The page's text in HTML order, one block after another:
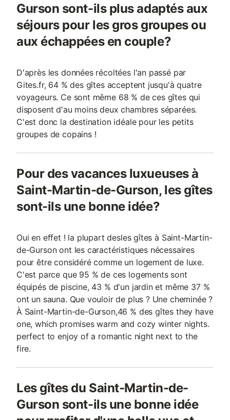
Gurson sont-ils plus adaptés aux
séjours pour les gros groupes ou
aux échappées en couple?
D'après les données récoltées l'an passé par
Gites.fr, 64 % des gîtes acceptent jusqu'à quatre
voyageurs. Ce sont même 68 % de ces gîtes qui
disposent d'au moins deux chambres séparées.
C'est donc la destination idéale pour les petits
groupes de copains !
Pour des vacances luxueuses à
Saint-Martin-de-Gurson, les gîtes
sont-ils une bonne idée?
Oui en effet ! la plupart desles gîtes à Saint-Martin-
de-Gurson ont les caractéristiques nécessaires
pour être considéré comme un logement de luxe.
C'est parce que 95 % de ces logements sont
équipés de piscine, 43 % d'un jardin et même 37 %
ont un sauna. Que vouloir de plus ? Une cheminée ?
À Saint-Martin-de-Gurson,46 % des gîtes they have
one, which promises warm and cozy winter nights.
perfect to enjoy of a romantic night next to the
fire.
Les gîtes du Saint-Martin-de-
Gurson sont-ils une bonne idée